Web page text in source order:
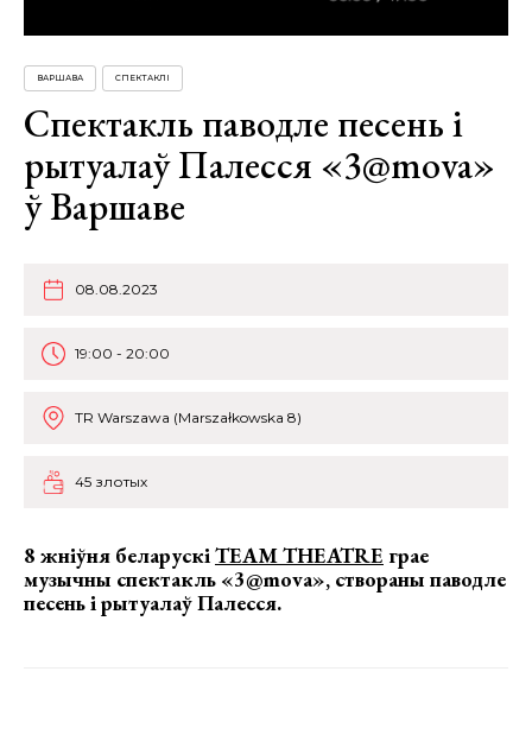
ВАРШАВА СПЕКТАКЛІ
Спектакль паводле песень і
рытуалаў Палесся «3@mova»
ў Варшаве
08.08.2023
19:00 - 20:00
TR Warszawa (Marszałkowska 8)
45 злотых
8 жніўня беларускі TEAM THEATRE грае
музычны спектакль «3@mova», створаны паводле
песень і рытуалаў Палесся.